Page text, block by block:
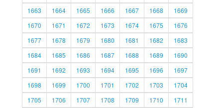
1663
1664 1665 1666 1667 1668
1669
1670
1671 1672 1673 1674 1675
1676
1677
1678 1679 1680 1681 1682
1683
1684
1685 1686 1687 1688 1689
1690
1691
1692 1693 1694 1695 1696
1697
1698
1699 1700 1701 1702 1703
1704
1705
1706 1707 1708 1709 1710
1711